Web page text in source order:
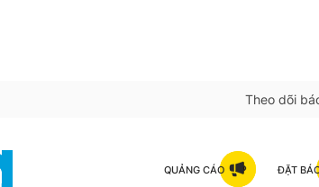
Theo dõi
QUẢNG CÁO ĐẶT